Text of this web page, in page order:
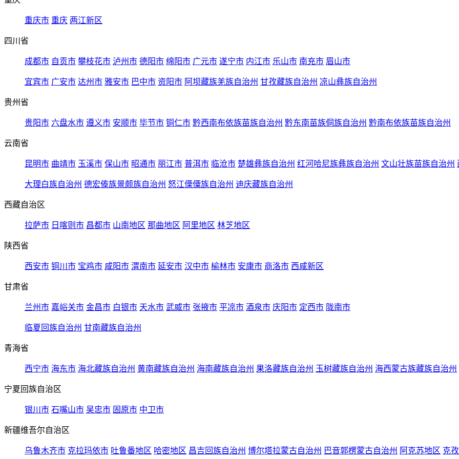
重庆市 重庆 两江新区
四川省
成都市 自贡市 攀枝花市 泸州市 德阳市 绵阳市 广元市 遂宁市 内江市 乐山市 南充市 眉山市
宜宾市 广安市 达州市 雅安市 巴中市 资阳市 阿坝藏族羌族自治州 甘孜藏族自治州 凉山彝族自治州
贵州省
贵阳市 六盘水市 遵义市 安顺市 毕节市 铜仁市 黔西南布依族苗族自治州 黔东南苗族侗族自治州 黔南布依族苗族自治州
云南省
昆明市 曲靖市 玉溪市 保山市 昭通市 丽江市 普洱市 临沧市 楚雄彝族自治州 红河哈尼族彝族自治州 文山壮族苗族自治州
大理白族自治州 德宏傣族景颇族自治州 怒江傈僳族自治州 迪庆藏族自治州
西藏自治区
拉萨市 日喀则市 昌都市 山南地区 那曲地区 阿里地区 林芝地区
陕西省
西安市 铜川市 宝鸡市 咸阳市 渭南市 延安市 汉中市 榆林市 安康市 商洛市 西咸新区
甘肃省
兰州市 嘉峪关市 金昌市 白银市 天水市 武威市 张掖市 平凉市 酒泉市 庆阳市 定西市 陇南市
临夏回族自治州 甘南藏族自治州
青海省
西宁市 海东市 海北藏族自治州 黄南藏族自治州 海南藏族自治州 果洛藏族自治州 玉树藏族自治州 海西蒙古族藏族自治州
宁夏回族自治区
银川市 石嘴山市 吴忠市 固原市 中卫市
新疆维吾尔自治区
乌鲁木齐市 克拉玛依市 吐鲁番地区 哈密地区 昌吉回族自治州 博尔塔拉蒙古自治州 巴音郭楞蒙古自治州 阿克苏地区 克